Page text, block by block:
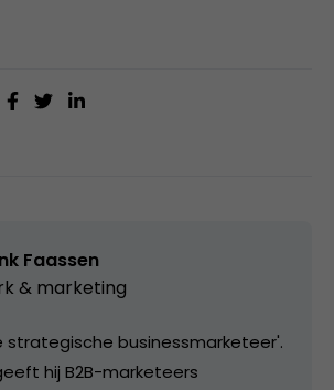
Faassen
& marketing
strategische businessmarketeer'.
hij B2B-marketeers